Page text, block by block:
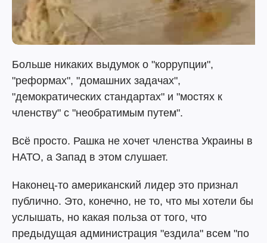
Больше никаких выдумок о "коррупции",
"реформах", "домашних задачах",
"демократических стандартах" и "мостях к
членству" с "необратимым путем".
Всё просто. Рашка не хочет членства Украины в
НАТО, а Запад в этом слушает.
Наконец-то американский лидер это признал
публично. Это, конечно, не то, что мы хотели бы
услышать, но какая польза от того, что
предыдущая администрация "ездила" всем "по